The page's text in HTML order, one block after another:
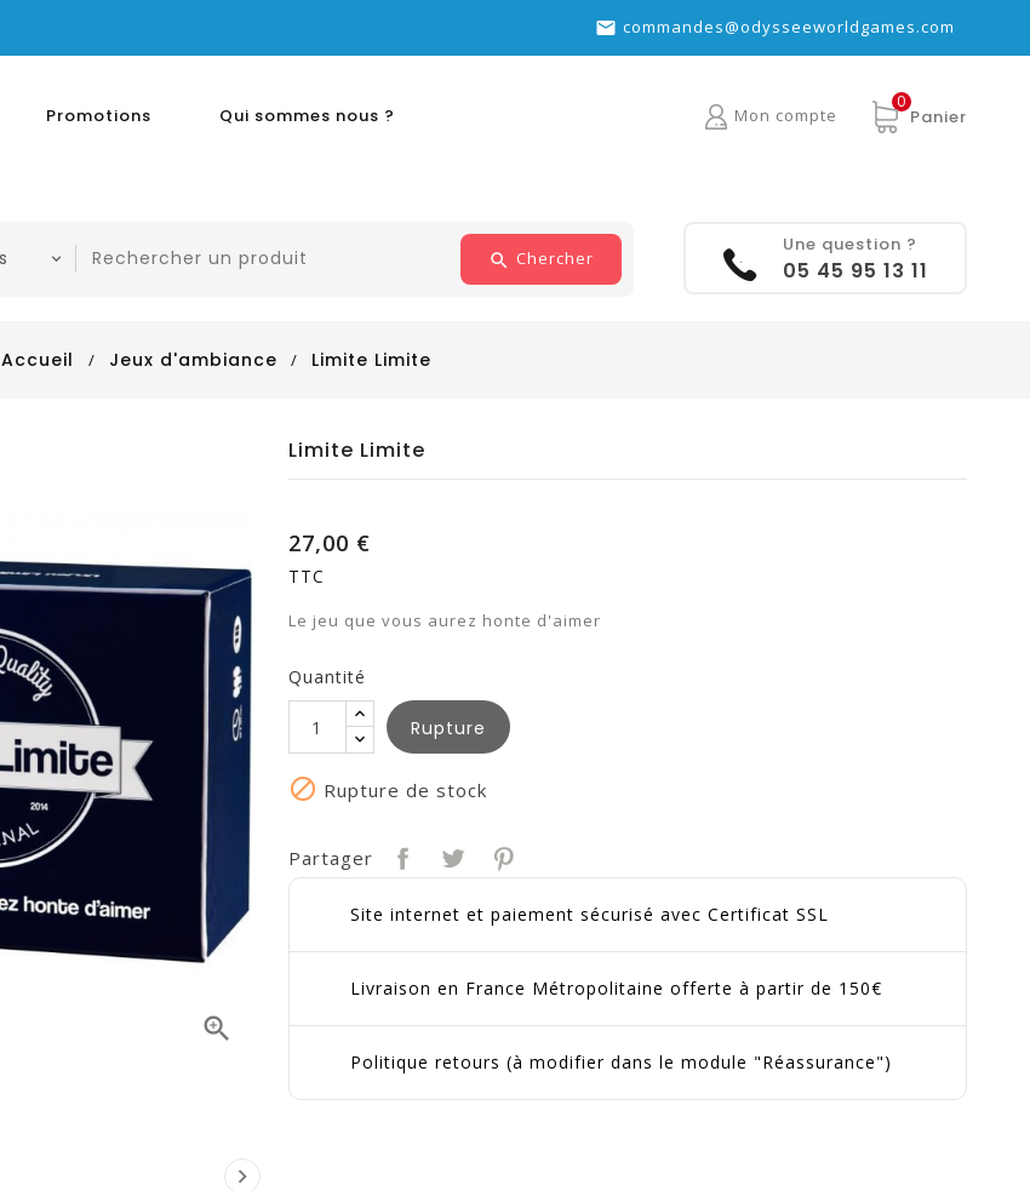
 commandes@odysseeworldgames.com
Promotions Qui sommes nous ? Panier
0
Mon compte
Une question ?
05 45 95 13 11
Chercher
Accueil Jeux d'ambiance Limite Limite


Limite Limite
27,00 €
TTC
Le jeu que vous aurez honte d'aimer
Quantité
Rupture
 Rupture de stock
Partager
Site internet et paiement sécurisé avec Certificat SSL
Livraison en France Métropolitaine offerte à partir de 150€
Politique retours (à modifier dans le module "Réassurance")